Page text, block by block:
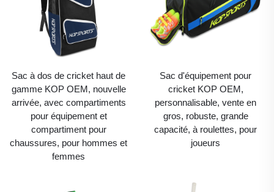
Sac à dos de cricket haut de
gamme KOP OEM, nouvelle
arrivée, avec compartiments
pour équipement et
compartiment pour
chaussures, pour hommes et
femmes
Sac d'équipement pour
cricket KOP OEM,
personnalisable, vente en
gros, robuste, grande
capacité, à roulettes, pour
joueurs